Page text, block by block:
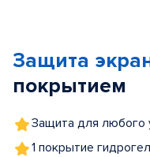
5
Защита
покрытием
Защита для любого
1 покрытие